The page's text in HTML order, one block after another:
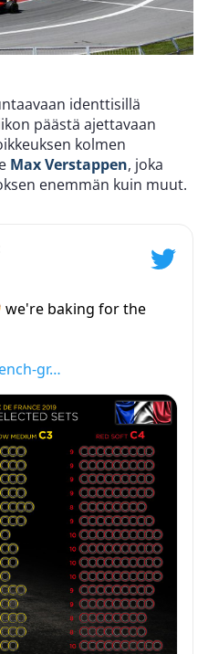
identtisillä
päästä ajettavaan
kolmen
Max Verstappen, joka
enemmän kuin muut.
we're baking for the
gr…